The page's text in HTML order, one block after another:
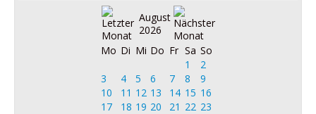
August
2026
Mo Di Mi Do Fr Sa So
1
2
3
4 5 6 7 8
9
10
11 12 13 14 15 16
17
18 19 20 21 22 23